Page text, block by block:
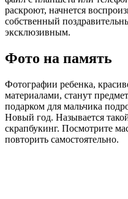
раскроют, начнется
собственный
эксклюзивным.
Фото на память
Фотографии ребенка,
материалами, станут
подарком для мальчика
Новый год. Называется
скрапбукинг. Посмотрите
повторить самостоятельно.